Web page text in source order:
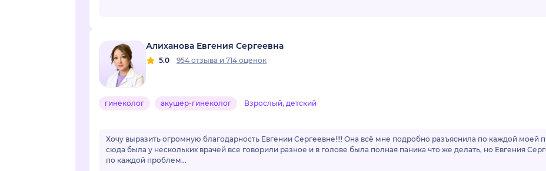
Алиханова Евгения Сергеевна
5.0 954 отзыва и 714 оценок
гинеколог акушер-гинеколог Взрослый, детский
Хочу выразить огромную благодарность Евгении Сергеевне!!!! Она всё мне подробно разъяснила по каждой моей
сюда была у нескольких врачей все говорили разное и в голове была полная паника что же делать, но Евгения
по каждой проблем...